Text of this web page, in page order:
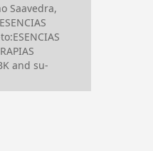
Saavedra,
and su-